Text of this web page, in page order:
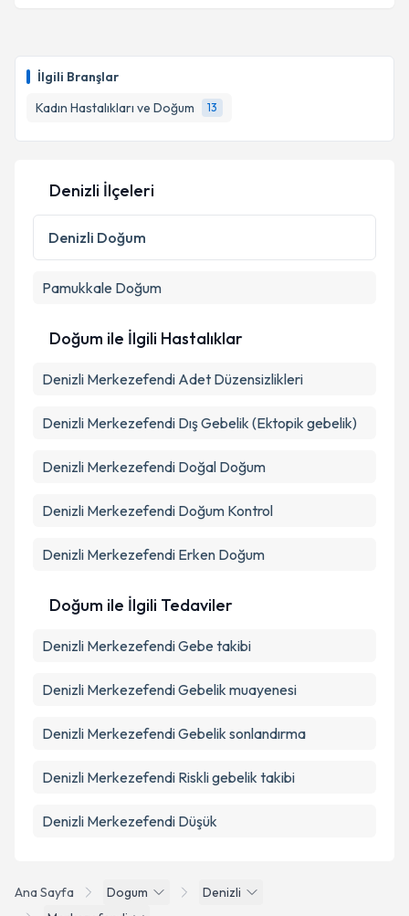
İlgili Branşlar
Kadın Hastalıkları ve Doğum
13
takvim hazırlandığında e-posta ile bilgilendireceğiz.
Kişisel verilerimin işlenmesine ilişkinAydınlatma
Metni'ni okudum ve kişisel verilerimin belirtilen
kapsamda işlenmesini kabul ediyorum.
Ana Sayfa Dogum
Denizli
Denizli İlçeleri
Denizli Doğum
Pamukkale Doğum
Doğum ile İlgili Hastalıklar
Denizli Merkezefendi Adet Düzensizlikleri
Denizli Merkezefendi Dış Gebelik (Ektopik gebelik)
Denizli Merkezefendi Doğal Doğum
Denizli Merkezefendi Doğum Kontrol
Denizli Merkezefendi Erken Doğum
Doğum ile İlgili Tedaviler
Denizli Merkezefendi Gebe takibi
Denizli Merkezefendi Gebelik muayenesi
Denizli Merkezefendi Gebelik sonlandırma
Denizli Merkezefendi Riskli gebelik takibi
Denizli Merkezefendi Düşük